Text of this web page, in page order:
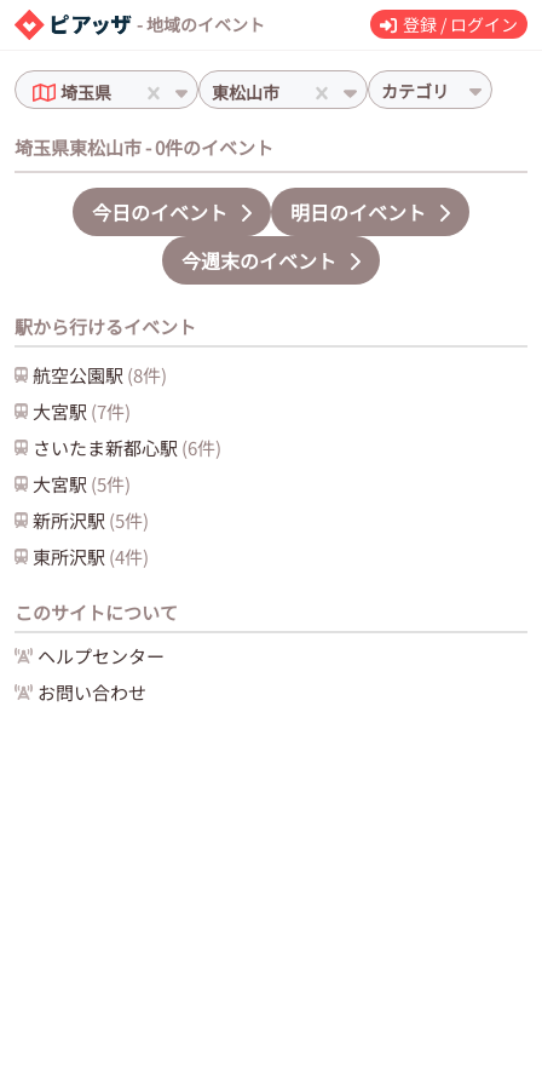
- 地域のイベント 登録 / ログイン
埼玉県 東松山市 カテゴリ
埼玉県東松山市 - 0件のイベント
今日のイベント
明日のイベント
今週末のイベント
駅から行けるイベント
航空公園駅 (8件)
大宮駅 (7件)
さいたま新都心駅 (6件)
大宮駅 (5件)
新所沢駅 (5件)
東所沢駅 (4件)
このサイトについて
ヘルプセンター
お問い合わせ